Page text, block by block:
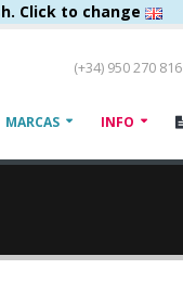
Click to change
(+34) 950 270 816
MARCAS INFO